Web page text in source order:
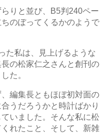
りと並び、B5判240ペー
のぼってくるかのようで
た私は、見上げるような
の松家仁之さんと創刊の
た。
編集長ともほぼ初対面の
うだろうかと時計ばかり
いました。そんな私に松
れたこと、そして、新雑